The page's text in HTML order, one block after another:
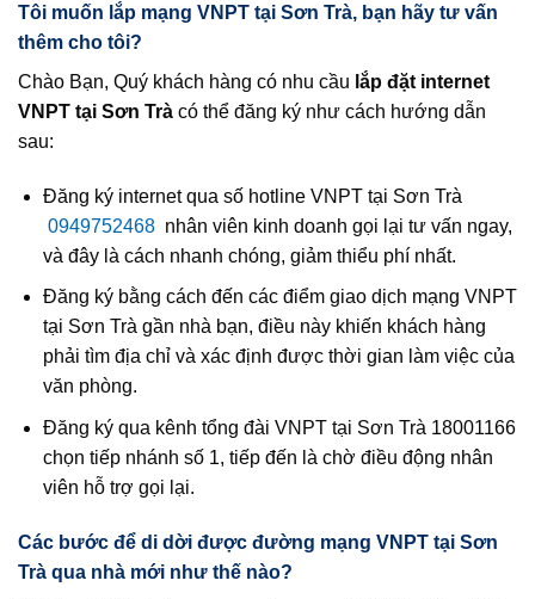
Tôi muốn lắp mạng VNPT tại Sơn Trà, bạn hãy tư vấn
thêm cho tôi?
Chào Bạn, Quý khách hàng có nhu cầu lắp đặt internet
VNPT tại Sơn Trà có thể đăng ký như cách hướng dẫn
sau:
Đăng ký internet qua số hotline VNPT tại Sơn Trà
0949752468 nhân viên kinh doanh gọi lại tư vấn ngay,
và đây là cách nhanh chóng, giảm thiểu phí nhất.
Đăng ký bằng cách đến các điểm giao dịch mạng VNPT
tại Sơn Trà gần nhà bạn, điều này khiến khách hàng
phải tìm địa chỉ và xác định được thời gian làm việc của
văn phòng.
Đăng ký qua kênh tổng đài VNPT tại Sơn Trà 18001166
chọn tiếp nhánh số 1, tiếp đến là chờ điều động nhân
viên hỗ trợ gọi lại.
Các bước để di dời được đường mạng VNPT tại Sơn
Trà qua nhà mới như thế nào?